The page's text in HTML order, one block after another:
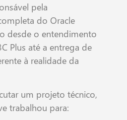
pela
do Oracle
desde o entendimento
Plus até a entrega de
à realidade da
um projeto técnico,
trabalhou para: